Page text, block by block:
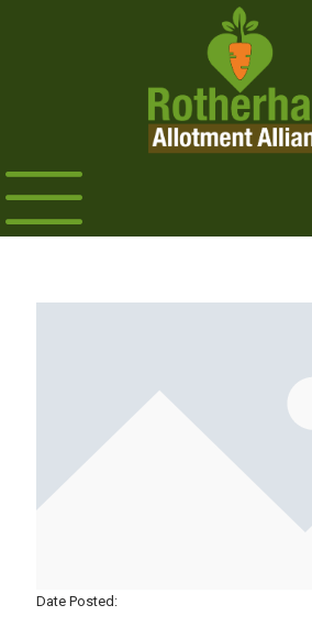
Date Posted: